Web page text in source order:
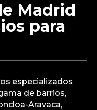
Madrid
para
especializados
de barrios,
Aravaca,